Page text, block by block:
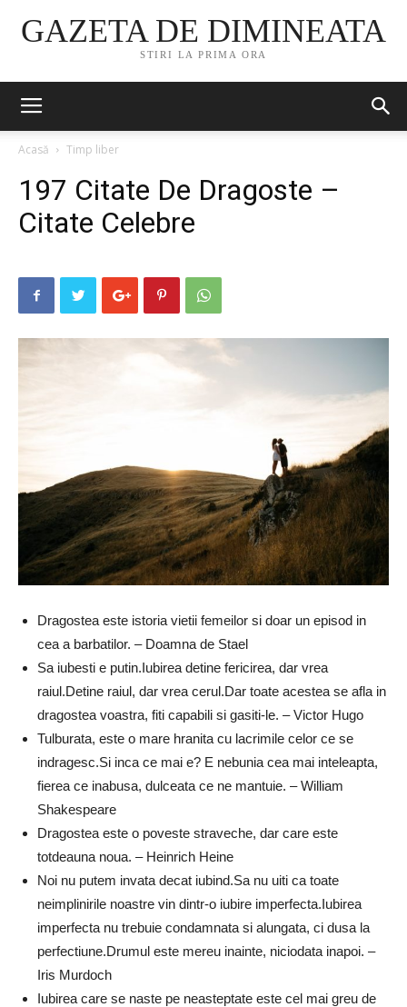
GAZETA DE DIMINEATA
STIRI LA PRIMA ORA
Acasă Timp liber
197 Citate De Dragoste –
Citate Celebre
Dragostea este istoria vietii femeilor si doar un episod in
cea a barbatilor. – Doamna de Stael
Sa iubesti e putin.Iubirea detine fericirea, dar vrea
raiul.Detine raiul, dar vrea cerul.Dar toate acestea se afla in
dragostea voastra, fiti capabili si gasiti-le. – Victor Hugo
Tulburata, este o mare hranita cu lacrimile celor ce se
indragesc.Si inca ce mai e? E nebunia cea mai inteleapta,
fierea ce inabusa, dulceata ce ne mantuie. – William
Shakespeare
Dragostea este o poveste straveche, dar care este
totdeauna noua. – Heinrich Heine
Noi nu putem invata decat iubind.Sa nu uiti ca toate
neimplinirile noastre vin dintr-o iubire imperfecta.Iubirea
imperfecta nu trebuie condamnata si alungata, ci dusa la
perfectiune.Drumul este mereu inainte, niciodata inapoi. –
Iris Murdoch
Iubirea care se naste pe neasteptate este cel mai greu de